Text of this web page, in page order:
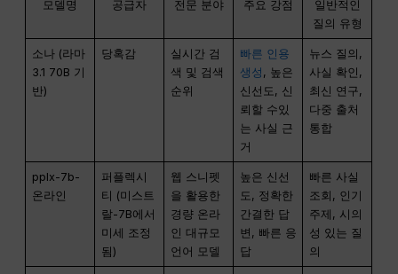
모델명 공급자 전문 분야 주요 강점
일반적인
질의 유형
소나 (라마
3.1 70B 기
반)
당혹감
실시간 검
색 및 검색
순위
빠른 인용
생성 , 높은
신선도, 신
뢰할 수있
는 사실 근
거
뉴스 질의,
사실 확인,
최신 연구,
다중 출처
통합
pplx-7b-
온라인
퍼플렉시
티 (미스트
랄-7B에서
미세 조정
됨)
웹 스니펫
을 활용한
경량 온라
인 대규모
언어 모델
높은 신선
도, 정확한
간결한 답
변, 빠른 응
답
빠른 사실
조회, 인기
주제, 시의
성 있는 질
의